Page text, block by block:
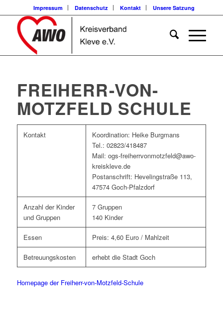
Impressum Datenschutz Kontakt Unsere Satzung
FREIHERR-VON-
MOTZFELD SCHULE
Kontakt
Koordination: Heike Burgmans
Tel.: 02823/418487
Mail: ogs-freiherrvonmotzfeld@awo-
kreiskleve.de
Postanschrift: Hevelingstraße 113,
47574 Goch-Pfalzdorf
Anzahl der Kinder
und Gruppen
7 Gruppen
140 Kinder
Essen Preis: 4,60 Euro / Mahlzeit
Betreuungskosten erhebt die Stadt Goch
Homepage der Freiherr-von-Motzfeld-Schule